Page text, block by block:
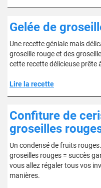
Gelée de
Une recette géniale mais
groseille rouge et des
cette recette délicieuse prête
Lire la recette
Confiture de
groseilles
Un condensé de fruits
groseilles rouges = succès
vous allez régaler tous vos
manières.